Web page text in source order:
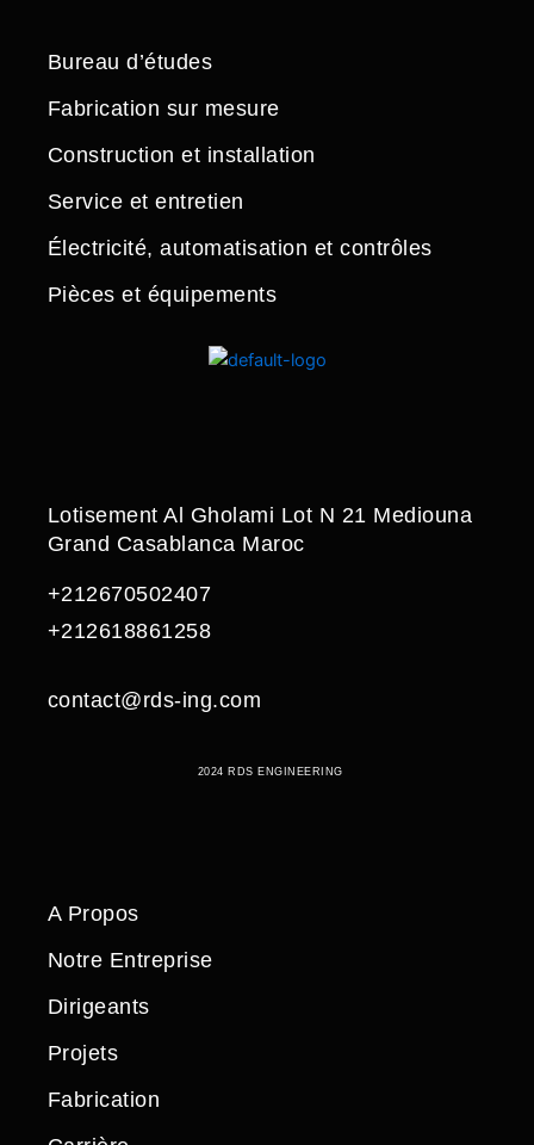
Bureau d’études
Fabrication sur mesure
Construction et installation
Service et entretien
Électricité, automatisation et contrôles
Pièces et équipements
Lotisement Al Gholami Lot N 21 Mediouna
Grand Casablanca Maroc
+212670502407
+212618861258
contact@rds-ing.com
2024 RDS ENGINEERING
A Propos
Notre Entreprise
Dirigeants
Projets
Fabrication